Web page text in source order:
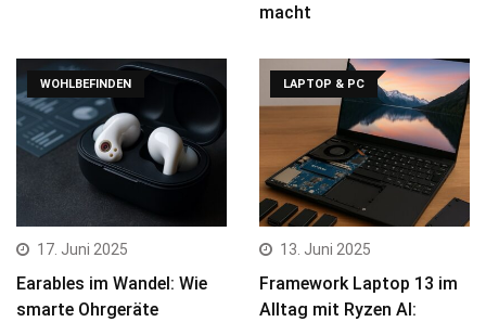
macht
WOHLBEFINDEN
17. Juni 2025
Earables im Wandel: Wie
smarte Ohrgeräte
LAPTOP & PC
13. Juni 2025
Framework Laptop 13 im
Alltag mit Ryzen AI: